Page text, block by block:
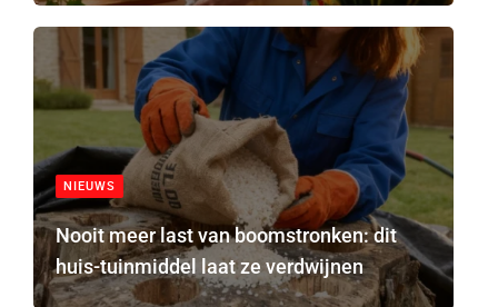
NIEUWS
Nooit meer last van boomstronken: dit
huis-tuinmiddel laat ze verdwijnen